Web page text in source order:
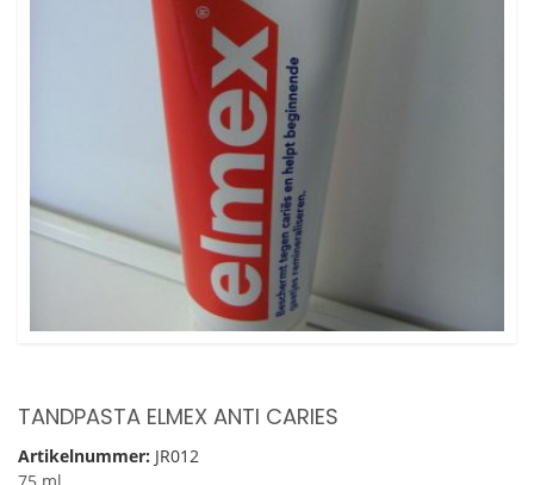
TANDPASTA ELMEX ANTI CARIES
Artikelnummer: JR012